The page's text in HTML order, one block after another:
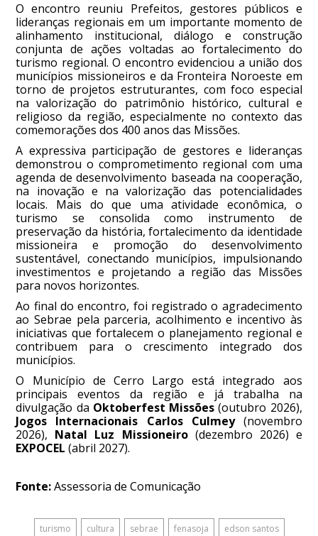
O encontro reuniu Prefeitos, gestores públicos e
lideranças regionais em um importante momento de
alinhamento institucional, diálogo e construção
conjunta de ações voltadas ao fortalecimento do
turismo regional. O encontro evidenciou a união dos
municípios missioneiros e da Fronteira Noroeste em
torno de projetos estruturantes, com foco especial
na valorização do patrimônio histórico, cultural e
religioso da região, especialmente no contexto das
comemorações dos 400 anos das Missões.
A expressiva participação de gestores e lideranças
demonstrou o comprometimento regional com uma
agenda de desenvolvimento baseada na cooperação,
na inovação e na valorização das potencialidades
locais. Mais do que uma atividade econômica, o
turismo se consolida como instrumento de
preservação da história, fortalecimento da identidade
missioneira e promoção do desenvolvimento
sustentável, conectando municípios, impulsionando
investimentos e projetando a região das Missões
para novos horizontes.
Ao final do encontro, foi registrado o agradecimento
ao Sebrae pela parceria, acolhimento e incentivo às
iniciativas que fortalecem o planejamento regional e
contribuem para o crescimento integrado dos
municípios.
O Município de Cerro Largo está integrado aos
principais eventos da região e já trabalha na
divulgação da Oktoberfest Missões (outubro 2026),
Jogos Internacionais Carlos Culmey(novembro
2026), Natal Luz Missioneiro(dezembro 2026) e
EXPOCEL (abril 2027).
Fonte:Assessoria de Comunicação
turismo cultura sebrae fenasoja edson santos